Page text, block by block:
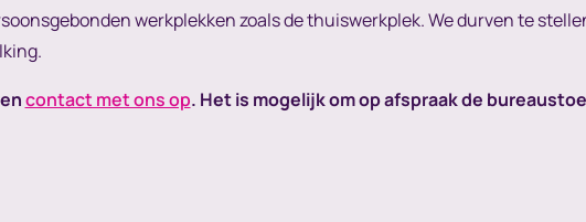
werkplekken zoals de thuiswerkplek. We durven te
contact met ons op. Het is mogelijk om op afspraak de